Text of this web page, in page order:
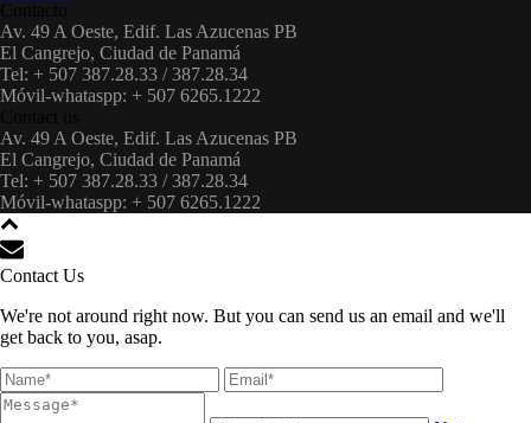
Av. 49 A Oeste, Edif. Las Azucenas PB
El Cangrejo, Ciudad de Panamá
Tel: + 507 387.28.33 / 387.28.34
Móvil-whataspp: + 507 6265.1222
Av. 49 A Oeste, Edif. Las Azucenas PB
El Cangrejo, Ciudad de Panamá
Tel: + 507 387.28.33 / 387.28.34
Móvil-whataspp: + 507 6265.1222
Contact Us
We're not around right now. But you can send us an email and we'll
get back to you, asap.